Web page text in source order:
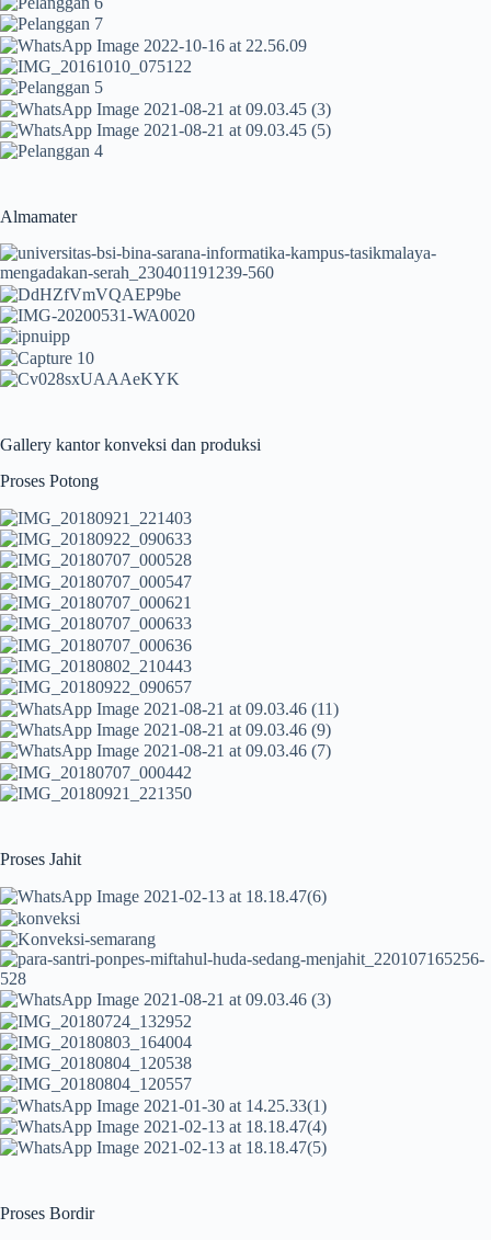
Almamater
Gallery kantor konveksi dan produksi
Proses Potong
Proses Jahit
Proses Bordir